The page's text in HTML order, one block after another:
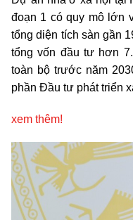
đoạn 1 có quy mô lớn
tổng diện tích sàn gần
tổng vốn đầu tư hơn
toàn bộ trước năm
phần Đầu tư phát triển
xem thêm!